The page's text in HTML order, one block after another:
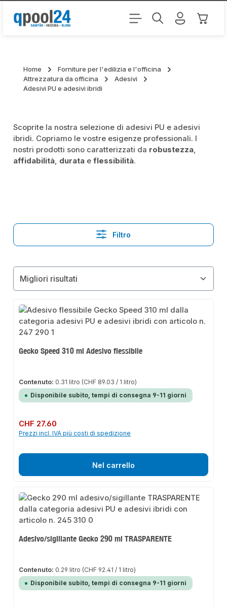
Passa al contenuto principale Il
Home
Forniture per l'edilizia e l'officina
Attrezzatura da officina
Adesivi
Adesivi PU e adesivi ibridi
Scoprite la nostra selezione di adesivi PU e adesivi
ibridi. Copriamo le vostre esigenze professionali. I
nostri prodotti sono caratterizzati da robustezza,
affidabilità, durata eflessibilità.
Filtro
Gecko Speed 310 ml Adesivo flessibile
Contenuto: 0.31 litro (CHF 89.03 / 1 litro)
Disponibile subito, tempi di consegna 9-11 giorni
Prezzo normale:
CHF 27.60
Prezzi incl. IVA più costi di spedizione
Nel carrello
Adesivo/sigillante Gecko 290 ml TRASPARENTE
Contenuto: 0.29 litro (CHF 92.41 / 1 litro)
Disponibile subito, tempi di consegna 9-11 giorni